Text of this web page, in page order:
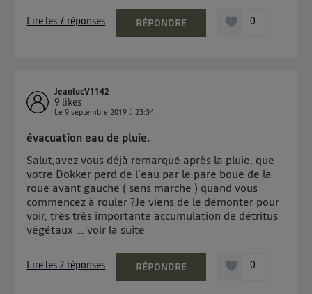
Lire les 7 réponses RÉPONDRE 0
JeanlucV1142
9 likes
Le9 septembre 2019 à23:34
évacuation eau de pluie.
Salut,avez vous déjà remarqué après la pluie, que
votre Dokker perd de l'eau par le pare boue de la
roue avant gauche ( sens marche ) quand vous
commencez à rouler ?Je viens de le démonter pour
voir, très très importante accumulation de détritus
végétaux ...voir la suite
Lire les 2 réponses RÉPONDRE 0